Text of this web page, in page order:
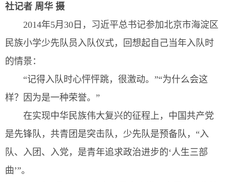
社记者 周华 摄
2014年5月30日，习近平总书记参加北京市海淀区
民族小学少先队员入队仪式，回想起自己当年入队时
的情景：
“记得入队时心怦怦跳，很激动。”“为什么会这
样？因为是一种荣誉。”
在实现中华民族伟大复兴的征程上，中国共产党
是先锋队，共青团是突击队，少先队是预备队，“入
队、入团、入党，是青年追求政治进步的‘人生三部
曲’”。